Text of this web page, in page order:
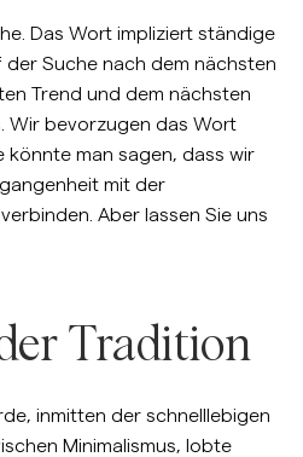
Das Wort impliziert ständige
der Suche nach dem nächsten
Trend und dem nächsten
Wir bevorzugen das Wort
könnte man sagen, dass wir
mit der
Aber lassen Sie uns
Tradition
inmitten der schnelllebigen
Minimalismus, lobte